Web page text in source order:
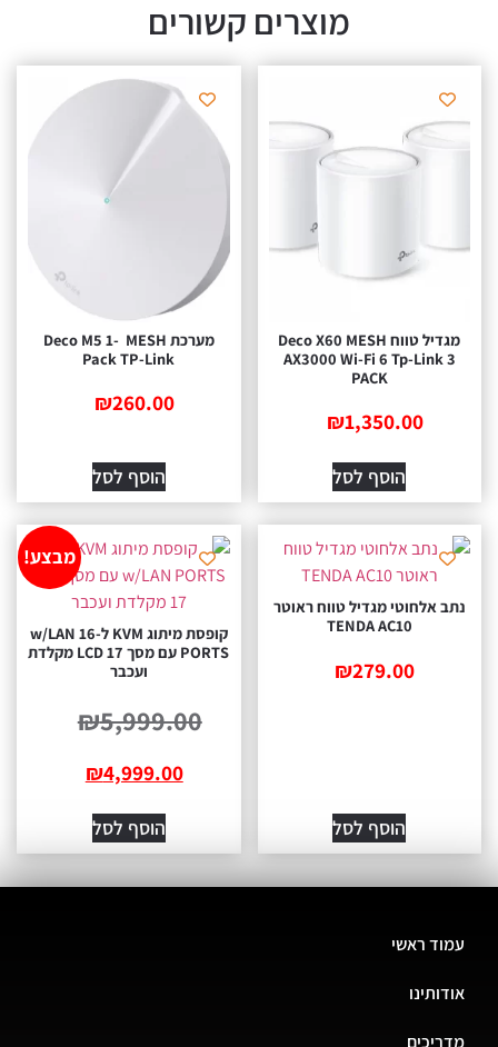
מוצרים קשורים
מגדיל טווח Deco X60 MESH
AX3000 Wi-Fi 6 Tp-Link
₪1,350.00
הוסף לסל
מערכת MESH ‏ Deco M5 1-
Pack TP-Link
₪260.00
הוסף לסל
אלחוטי מגדיל טווח ראוטר
TENDA AC10
₪279.00
הוסף לסל
מבצע!
קופסת מיתוג KVM ל-16 w/LAN
PORTS עם מסך LCD 17 מקלדת
₪5,999.00
₪4,999.00
הוסף לסל
ראשי